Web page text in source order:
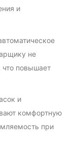
и
не
что повышает
и
комфортную
при